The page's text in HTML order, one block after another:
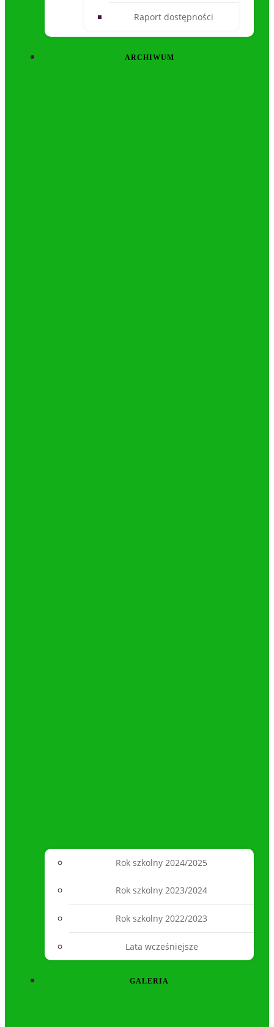
Raport dostępności
ARCHIWUM
Rok szkolny 2024/2025
Rok szkolny 2023/2024
Rok szkolny 2022/2023
Lata wcześniejsze
GALERIA